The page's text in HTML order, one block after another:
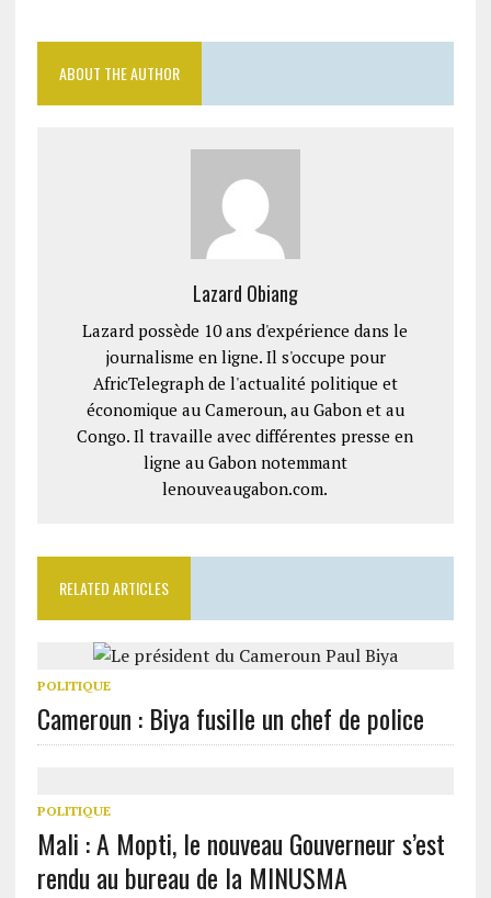
ABOUT THE AUTHOR
Lazard Obiang
Lazard possède 10 ans d'expérience dans le
journalisme en ligne. Il s'occupe pour
AfricTelegraph de l'actualité politique et
économique au Cameroun, au Gabon et au
Congo. Il travaille avec différentes presse en
ligne au Gabon notemmant
lenouveaugabon.com.
RELATED ARTICLES
POLITIQUE
Cameroun : Biya fusille un chef de police
POLITIQUE
Mali : A Mopti, le nouveau Gouverneur s’est
rendu au bureau de la MINUSMA